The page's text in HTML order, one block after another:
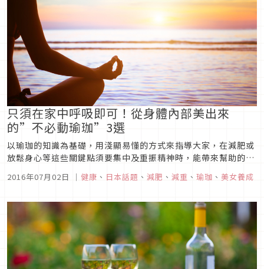
只須在家中呼吸即可！從身體內部美出來
的”不必動瑜珈”3選
以瑜珈的知識為基礎，用淺顯易懂的方式來指導大家，在減肥或
放鬆身心等這些關鍵點須要集中及重振精神時，能帶來幫助的呼
2016年07月02日 ｜ 健康 、 日本話題 、 減肥 、 減重 、 瑜珈 、 美女養成